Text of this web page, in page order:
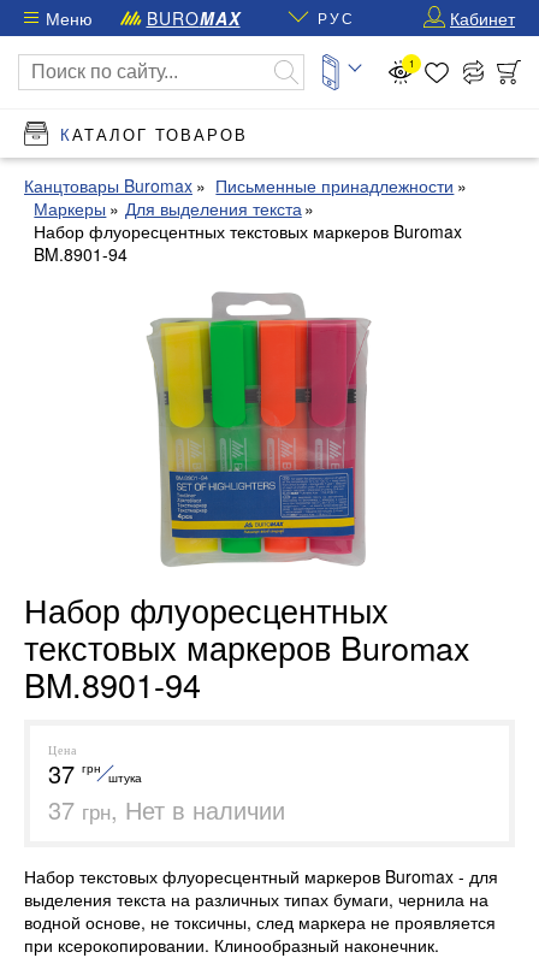
Меню BUROMAX РУС Кабинет
1
КАТАЛОГ ТОВАРОВ
Канцтовары Buromax
Письменные принадлежности
Маркеры
Для выделения текста
Набор флуоресцентных текстовых маркеров Buromax
BM.8901-94
Набор флуоресцентных
текстовых маркеров Buromax
BM.8901-94
Цена
37 грн
штука
37 грн, Нет в наличии
Набор текстовых флуоресцентный маркеров Buromax - для
выделения текста на различных типах бумаги, чернила на
водной основе, не токсичны, след маркера не проявляется
при ксерокопировании. Клинообразный наконечник.